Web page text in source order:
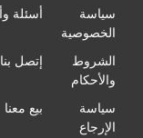
سياسة
الخصوصية
أسئلة
الشروط
والأحكام
إتصل بنا
سياسة
الإرجاع
بيع معنا